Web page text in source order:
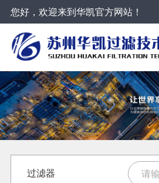
您好，欢迎来到华凯官方网站！
过滤器